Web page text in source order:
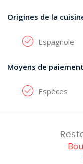
Origines de la
Espagnole
Moyens de
Espèces